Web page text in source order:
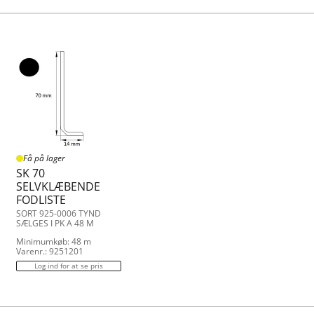
Få på lager
SK 70
SELVKLÆBENDE
FODLISTE
SORT 925-0006 TYND
SÆLGES I PK A 48 M
Minimumkøb: 48 m
Varenr.: 9251201
Log ind for at se pris